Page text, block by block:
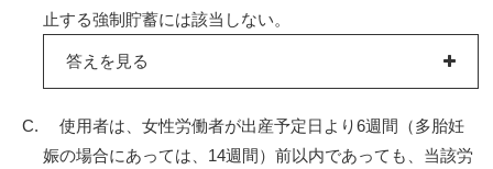
止する強制貯蓄には該当しない。
答えを見る
使用者は、女性労働者が出産予定日より6週間（多胎妊
娠の場合にあっては、14週間）前以内であっても、当該労